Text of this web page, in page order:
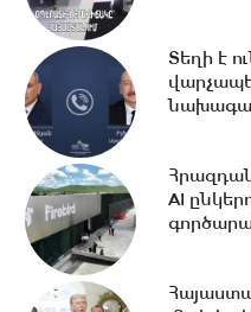
13:00 -
12:33 -
12:15 -
Տեղի է
AI